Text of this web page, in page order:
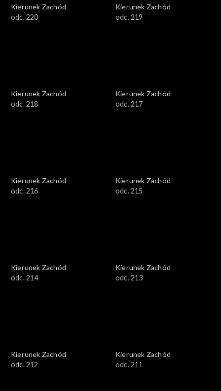
Kierunek Zachód
odc. 220
Kierunek Zachód
odc. 219
Kierunek Zachód
odc. 218
Kierunek Zachód
odc. 217
Kierunek Zachód
odc. 216
Kierunek Zachód
odc. 215
Kierunek Zachód
odc. 214
Kierunek Zachód
odc. 213
Kierunek Zachód
odc. 212
Kierunek Zachód
odc. 211